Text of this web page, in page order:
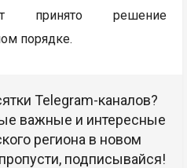
принято решение
порядке.
Telegram-каналов?
важные и интересные
региона в новом
подписывайся!